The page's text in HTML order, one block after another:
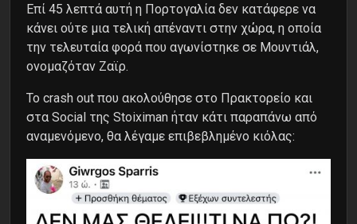
Επί 45 λεπτά αυτή η Πορτογαλία δεν κατάφερε να
κάνει ούτε μια τελική απέναντι στην χώρα, η οποία
την τελευταία φορά που αγωνίστηκε σε Μουντιάλ,
ονομαζόταν Ζαϊρ.
Το crash out που ακολούθησε στο Πρακτορείο και
στα Social της Stoiximan ήταν κάτι παραπάνω από
αναμενόμενο, θα λέγαμε επιβεβλημένο κιόλας: